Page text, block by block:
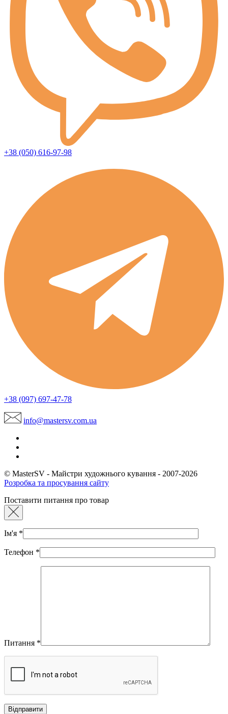
+38 (050) 616-97-98
+38 (097) 697-47-78
info@mastersv.com.ua
© MasterSV - Майстри художнього кування - 2007-2026
Розробка та просування сайту
Поставити питання про товар
Ім'я *
Телефон *
Питання *